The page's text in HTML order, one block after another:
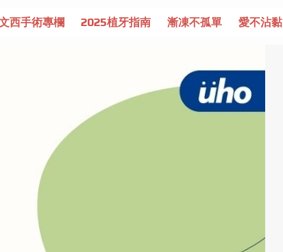
2025植牙指南 漸凍不孤單 愛不沾黏 守護腺在